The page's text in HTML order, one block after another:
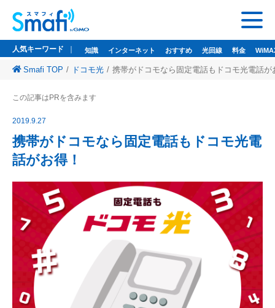
人気キーワード
監修者一覧
Smafi WiMAX
GMOとくとくBB
Wi-Fi（WiMAX）レンタル
お問い合わせ
会社概要
人気キーワード 知識 インターネット おすすめ 光回線 料金
Smafi TOP ドコモ光 携帯がドコモなら固定電話もドコモ光電話が
この記事はPRを含みます
2019.9.27
携帯がドコモなら固定電話もドコモ光電
話がお得！